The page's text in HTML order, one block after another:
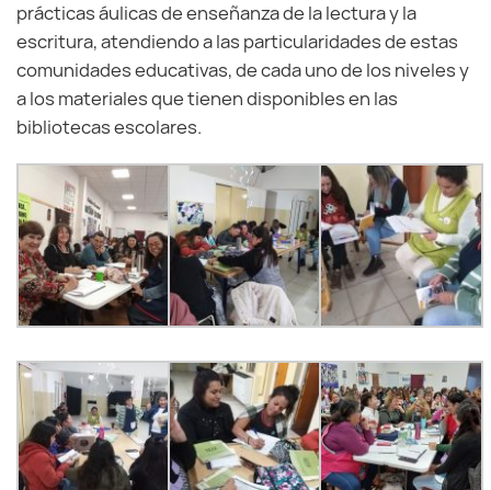
prácticas áulicas de enseñanza de la lectura y la
escritura, atendiendo a las particularidades de estas
comunidades educativas, de cada uno de los niveles y
a los materiales que tienen disponibles en las
bibliotecas escolares.